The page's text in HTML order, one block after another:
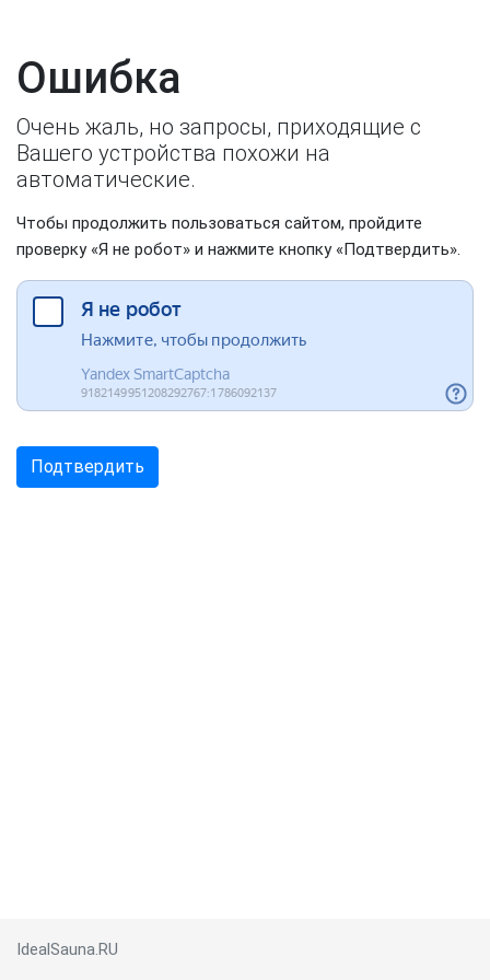
Ошибка
Очень жаль, но запросы, приходящие с
Вашего устройства похожи на
автоматические.
Чтобы продолжить пользоваться сайтом, пройдите
проверку «Я не робот» и нажмите кнопку «Подтвердить».
IdealSauna.RU